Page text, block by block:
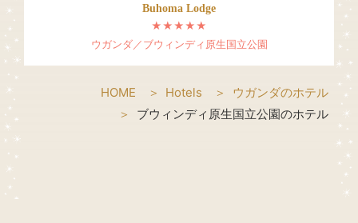
Buhoma Lodge
★★★★★
ウガンダ／ブウィンディ原生国立公園
HOME Hotels
ウガンダのホテル
ブウィンディ原生国立公園のホテル